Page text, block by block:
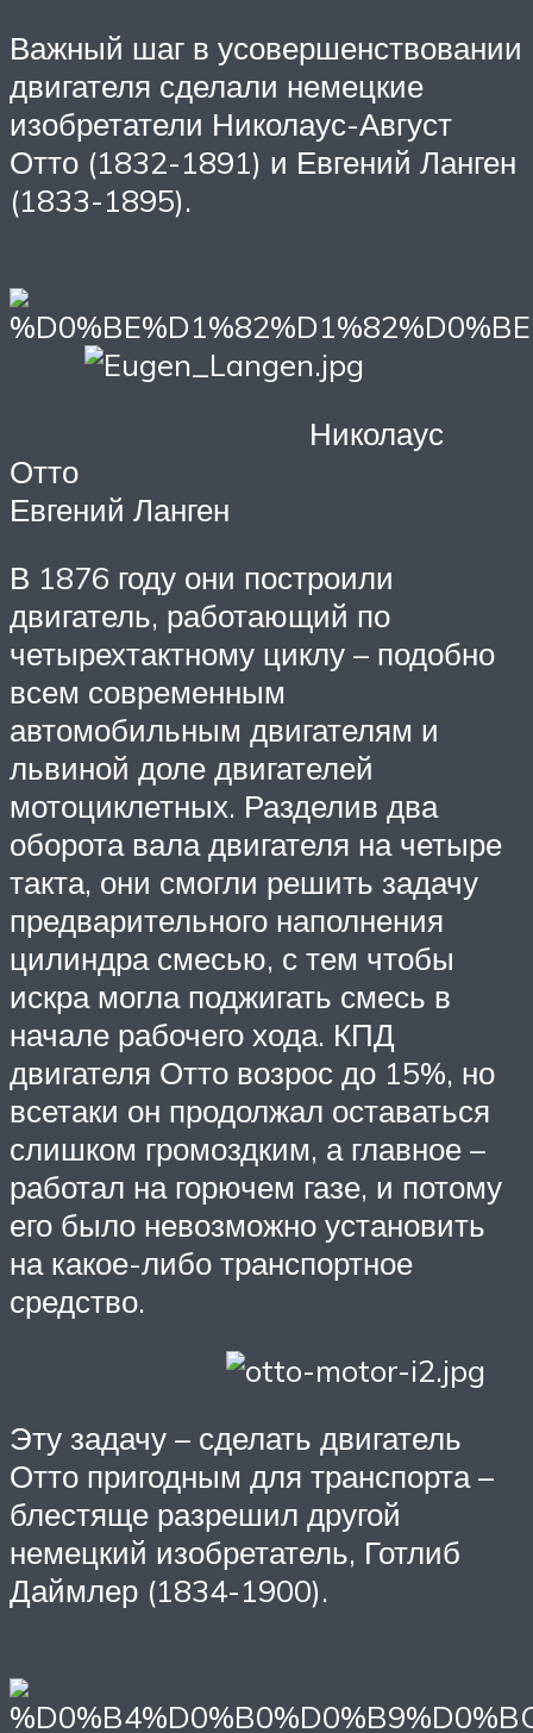
Важный шаг в усовершенствовании
двигателя сделали немецкие
изобретатели Николаус-Август
Отто (1832-1891) и Евгений Ланген
(1833-1895).
Николаус
Евгений Ланген
В 1876 году они построили
двигатель, работающий по
четырехтактному циклу – подобно
всем современным
автомобильным двигателям и
львиной доле двигателей
мотоциклетных. Разделив два
оборота вала двигателя на четыре
такта, они смогли решить задачу
предварительного наполнения
цилиндра смесью, с тем чтобы
искра могла поджигать смесь в
начале рабочего хода. КПД
двигателя Отто возрос до 15%, но
всетаки он продолжал оставаться
слишком громоздким, а главное –
работал на горючем газе, и потому
его было невозможно установить
на какое-либо транспортное
средство.
Эту задачу – сделать двигатель
Отто пригодным для транспорта –
блестяще разрешил другой
немецкий изобретатель, Готлиб
Даймлер (1834-1900).